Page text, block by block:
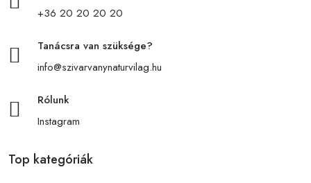
+36 20 20 20 20
Tanácsra van szüksége?
info@szivarvanynaturvilag.hu
Rólunk
Instagram
Top kategóriák